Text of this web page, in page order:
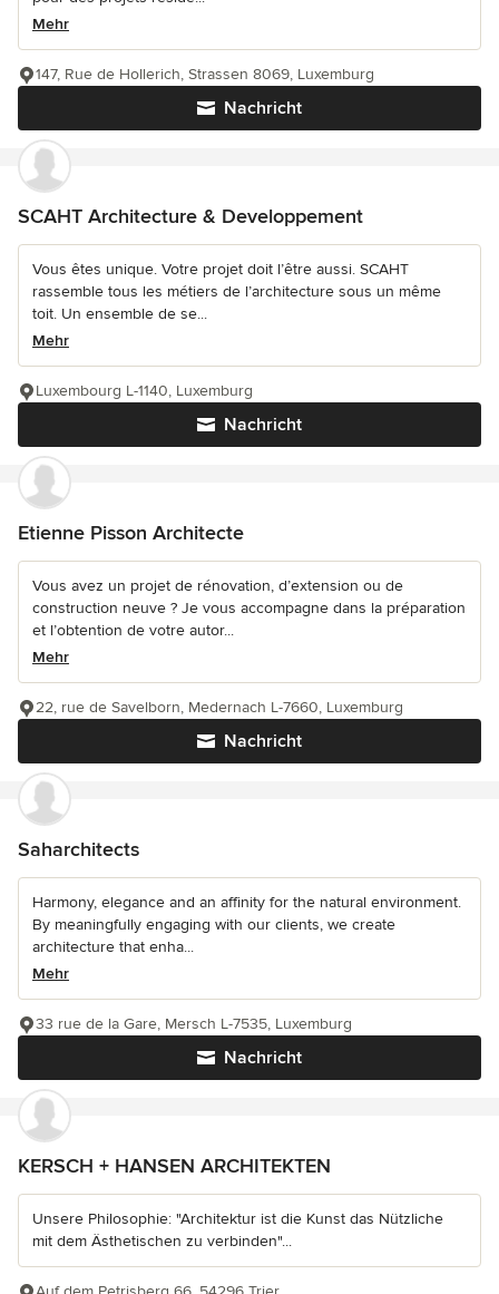
Mehr
Nachricht
147, Rue de Hollerich, Strassen 8069, Luxemburg
SCAHT Architecture & Developpement
Vous êtes unique. Votre projet doit l’être aussi. SCAHT
rassemble tous les métiers de l’architecture sous un même
toit. Un ensemble de se...
Mehr
Nachricht
Luxembourg L-1140, Luxemburg
Etienne Pisson Architecte
Vous avez un projet de rénovation, d’extension ou de
construction neuve ? Je vous accompagne dans la préparation
et l’obtention de votre autor...
Mehr
Nachricht
22, rue de Savelborn, Medernach L-7660, Luxemburg
Saharchitects
Harmony, elegance and an affinity for the natural environment.
By meaningfully engaging with our clients, we create
architecture that enha...
Mehr
Nachricht
33 rue de la Gare, Mersch L-7535, Luxemburg
KERSCH + HANSEN ARCHITEKTEN
Unsere Philosophie: "Architektur ist die Kunst das Nützliche
mit dem Ästhetischen zu verbinden"...